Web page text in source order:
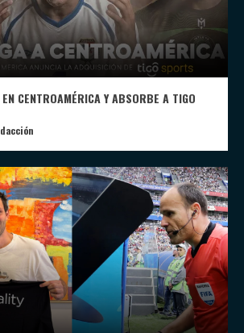
CENTROAMÉRICA Y ABSORBE A TIGO